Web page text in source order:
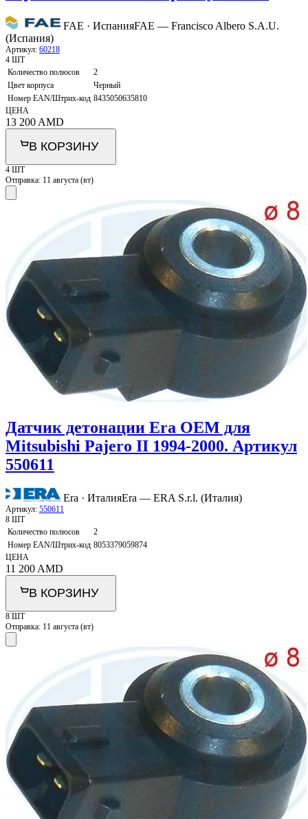
FAE · ИспанияFAE — Francisco Albero S.A.U.
(Испания)
Артикул: 60218
4 ШТ
Количество полюсов
2
Цвет корпуса
Черный
Номер EAN/Штрих-код 8435050635810
ЦЕНА
13 200 AMD
В КОРЗИНУ
4 ШТ
Отправка: 11 августа (вт)
Датчик детонации Era OEM для
Mitsubishi Pajero II 1994-2000. Артикул
550611
Era · ИталияEra — ERA S.r.l. (Италия)
Артикул: 550611
8 ШТ
Количество полюсов
2
Номер EAN/Штрих-код 8053379059874
ЦЕНА
11 200 AMD
В КОРЗИНУ
8 ШТ
Отправка: 11 августа (вт)